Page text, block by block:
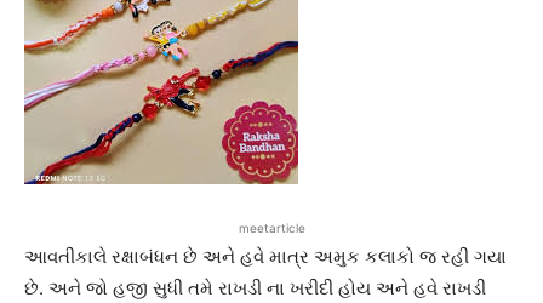
meetarticle
આવતીકાલે રક્ષાબંધન છે અને હવે માત્ર અમુક કલાકો જ રહી ગયા
છે. અને જો હજી સુધી તમે રાખડી ના ખરીદી હોય અને હવે રાખડી